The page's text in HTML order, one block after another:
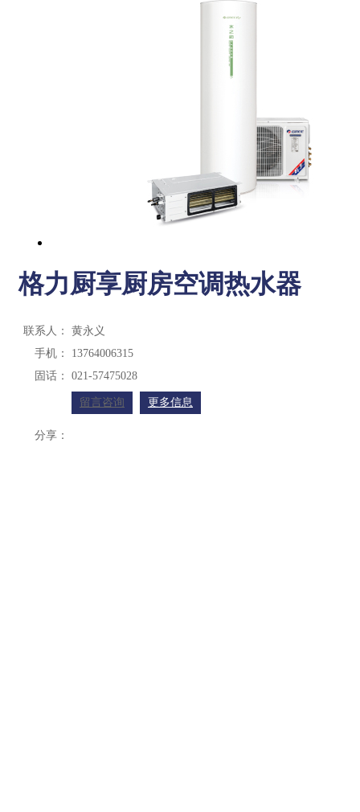
格力厨享厨房空调热水器
联系人：
黄永义
手机：
13764006315
固话：
021-57475028
留言咨询 更多信息
分享：